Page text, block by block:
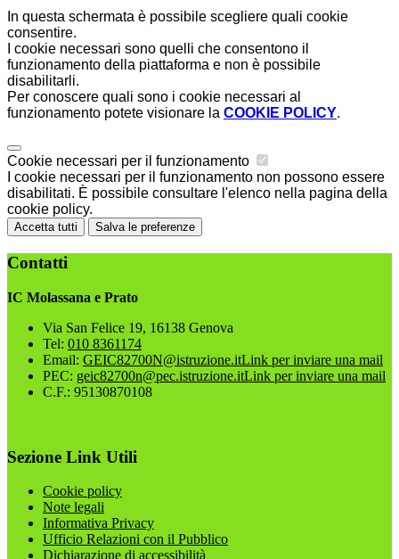
In questa schermata è possibile scegliere quali cookie
consentire.
I cookie necessari sono quelli che consentono il
funzionamento della piattaforma e non è possibile
disabilitarli.
Per conoscere quali sono i cookie necessari al
funzionamento potete visionare la COOKIE POLICY.
Cookie necessari per il funzionamento
I cookie necessari per il funzionamento non possono essere
disabilitati. È possibile consultare l'elenco nella pagina della
cookie policy.
Accetta tutti Salva le preferenze
Contatti
IC Molassana e Prato
Via San Felice 19, 16138 Genova
Tel: 010 8361174
Email: GEIC82700N@istruzione.itLink per inviare una mail
PEC: geic82700n@pec.istruzione.itLink per inviare una mail
C.F.: 95130870108
Sezione Link Utili
Cookie policy
Note legali
Informativa Privacy
Ufficio Relazioni con il Pubblico
Dichiarazione di accessibilità